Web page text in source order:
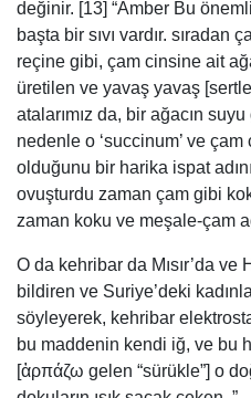
zaman koku ve meşale-çam
O da kehribar da Mısır’da
bildiren ve Suriye’deki
söyleyerek, kehribar
bu maddenin kendi iğ, ve bu
[ἁρπάζω gelen “sürükle”] o
dokuların ışık saçak çeken. ”
KEHRİBAR TAŞ YÜZÜK
Plinius amber Alman ismi
“Germanicus Cæsar bu
bu nedenle Romalılar, için,
Austeravia olarak bilinen